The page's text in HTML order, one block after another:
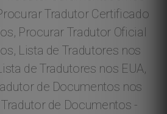
Tradutor Certificado
Procurar Tradutor Oficial
Lista de Tradutores nos
de Tradutores nos EUA,
de Documentos nos
de Documentos -